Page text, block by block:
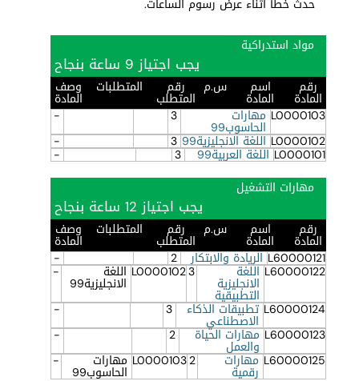
حدث خطأ أثناء عرض رسوم الساعات.
مواد استدراكية
يجب اجتياز 9 ساعة بنجاح
رقم
المادة
اسم
المادة
س.م رقم
المتطلب
المتطلبات وصف
المادة
L0000103 مهارات
الحاسوب99
3
-
L0000102 اللغة الانجليزية99 3
-
L0000101 اللغة العربية99 3
-
مهارات التشغيل
يجب اجتياز 12 ساعة بنجاح
رقم
المادة
اسم
المادة
س.م رقم
المتطلب
المتطلبات وصف
المادة
L60000121 الريادة والابتكار 2
-
L60000122 اللغة
الانجليزية
التطبيقية
3
L0000102 اللغة
الانجليزية99
-
L60000124 تطبيقات الذكاء
الاصطناعي
3
-
L60000123 مهارات الحياة
والعمل
2
-
L60000125 مهارات
رقمية
2
L0000103 مهارات
الحاسوب99
-